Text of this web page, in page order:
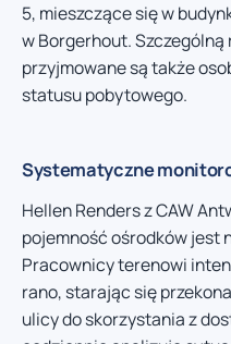
5, mieszczące się w
w Borgerhout. Szczególną
przyjmowane są także
statusu pobytowego.
Systematyczne
Hellen Renders z CAW
pojemność ośrodków jest
Pracownicy terenowi
rano, starając się
ulicy do skorzystania z